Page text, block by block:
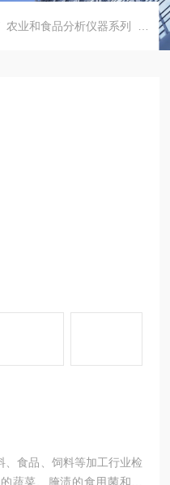
农业和食品分析仪器系列 食
、食品、饲料等加工行业检
蔬菜、腌渍的食用菌和藻